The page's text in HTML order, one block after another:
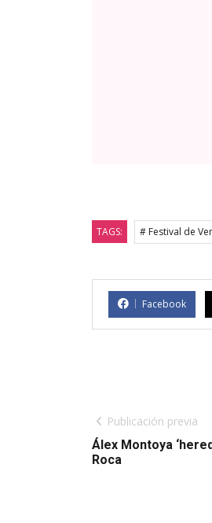
TAGS: # Festival de
Facebook
Publicación previa
Álex Montoya
Roca